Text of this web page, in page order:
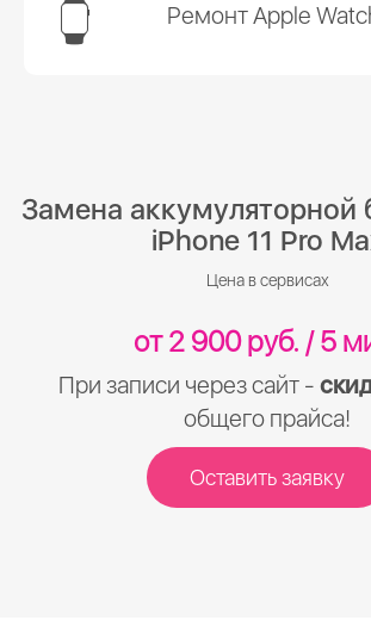
Ремонт Apple
Замена аккумуляторной
iPhone 11 Pro
Цена в сервисах
от 2 900 руб. / 5
При записи через сайт -
общего прайса!
Оставить заявку